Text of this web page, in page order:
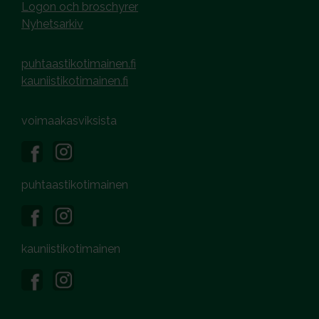
Logon och broschyrer
Nyhetsarkiv
puhtaastikotimainen.fi
kauniistikotimainen.fi
voimaakasviksista
puhtaastikotimainen
kauniistikotimainen